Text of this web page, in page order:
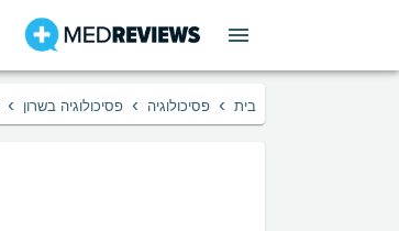
בית › פסיכולוגיה › פסיכולוגיה בשרון ›